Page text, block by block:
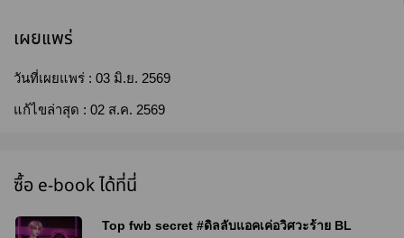
เผยแพร่
วันที่เผยแพร่ : 03 มิ.ย. 2569
แก้ไขล่าสุด : 02 ส.ค. 2569
ซื้อ e-book ได้ที่นี่
Top fwb secret #ดิลลับแอคเค่อวิศวะร้าย BL